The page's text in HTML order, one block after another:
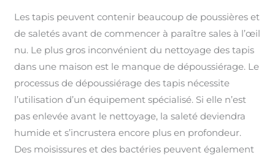
Les tapis peuvent contenir beaucoup de poussières et
de saletés avant de commencer à paraître sales à l’œil
nu. Le plus gros inconvénient du nettoyage des tapis
dans une maison est le manque de dépoussiérage. Le
processus de dépoussiérage des tapis nécessite
l’utilisation d’un équipement spécialisé. Si elle n’est
pas enlevée avant le nettoyage, la saleté deviendra
humide et s’incrustera encore plus en profondeur.
Des moisissures et des bactéries peuvent également